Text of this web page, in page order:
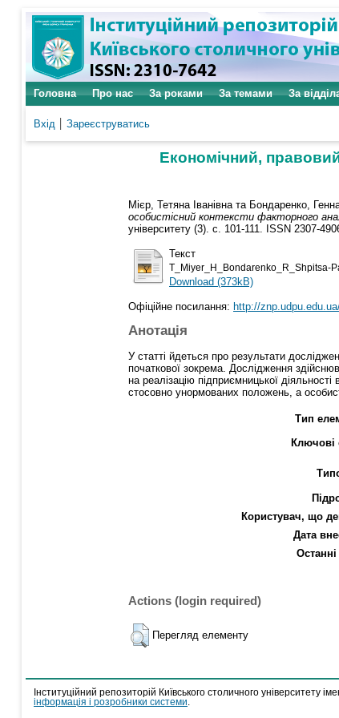
Головна Про нас За роками За темами За
Вхід Зареєструватись
Економічний, правовий
Мієр, Тетяна Іванівна та Бондаренко,
особистісний контексти факторного
університету (3). с. 101-111. ISSN 2307-
Текст
T_Miyer_H_Bondarenko_R_Shpitsa-
Download (373kB)
Офіційне посилання: http://
Анотація
У статті йдеться про результати
початкової зокрема. Дослідження
на реалізацію підприємницької
стосовно унормованих положень, а
Тип
Ключові
Користувач, що
Дата
Actions (login required)
Перегляд елементу
Інституційний репозиторій Київського столичного університету
інформація і розробники системи